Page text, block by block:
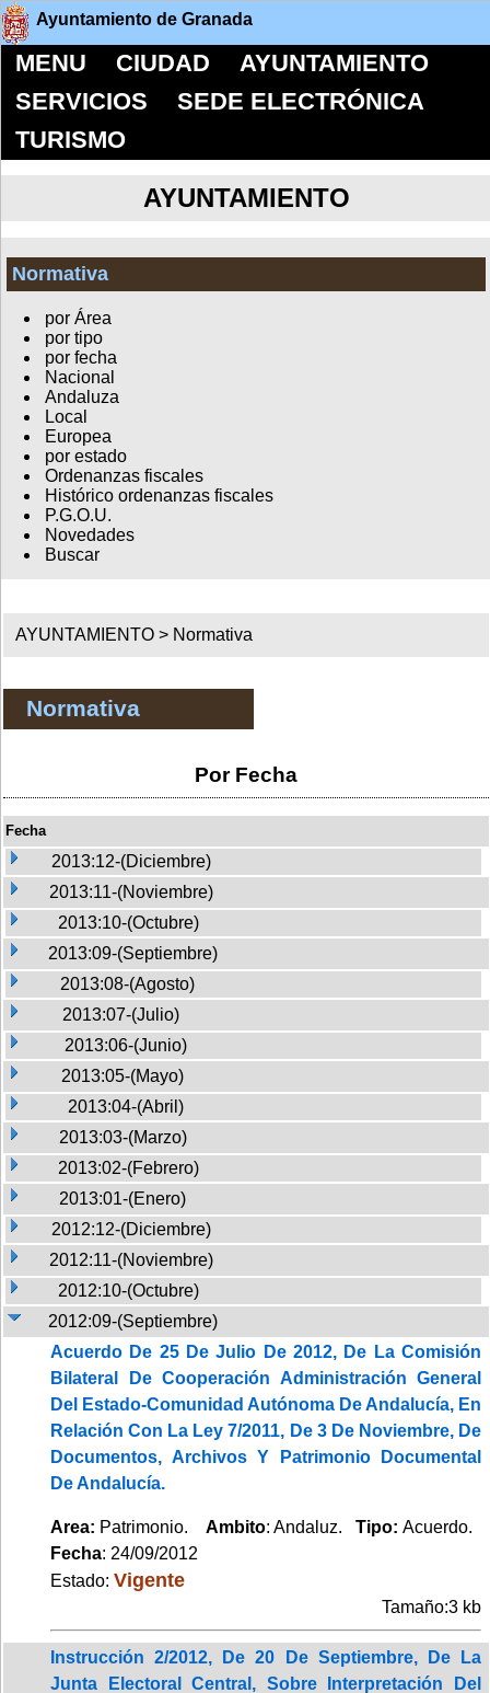
Ayuntamiento de Granada
MENU CIUDAD
AYUNTAMIENTO
SERVICIOS
SEDE ELECTRÓNICA
TURISMO
AYUNTAMIENTO
Normativa
por Área
por tipo
por fecha
Nacional
Andaluza
Local
Europea
por estado
Ordenanzas fiscales
Histórico ordenanzas fiscales
P.G.O.U.
Novedades
Buscar
AYUNTAMIENTO > Normativa
Normativa
Por Fecha
Fecha
2013:12-(Diciembre)
2013:11-(Noviembre)
2013:10-(Octubre)
2013:09-(Septiembre)
2013:08-(Agosto)
2013:07-(Julio)
2013:06-(Junio)
2013:05-(Mayo)
2013:04-(Abril)
2013:03-(Marzo)
2013:02-(Febrero)
2013:01-(Enero)
2012:12-(Diciembre)
2012:11-(Noviembre)
2012:10-(Octubre)
2012:09-(Septiembre)
Acuerdo De 25 De Julio De 2012, De La Comisión
Bilateral De Cooperación Administración General
Del Estado-Comunidad Autónoma De Andalucía, En
Relación Con La Ley 7/2011, De 3 De Noviembre, De
Documentos, Archivos Y Patrimonio Documental
De Andalucía.
Area: Patrimonio. Ambito: Andaluz. Tipo: Acuerdo.
Fecha: 24/09/2012
Estado: Vigente
Tamaño:3 kb
Instrucción 2/2012, De 20 De Septiembre, De La
Junta Electoral Central, Sobre Interpretación Del